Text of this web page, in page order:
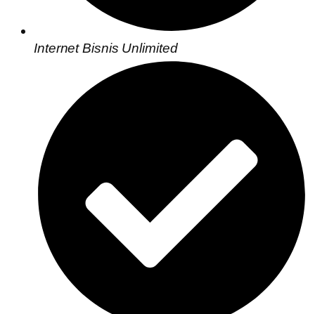
Internet Bisnis Unlimited